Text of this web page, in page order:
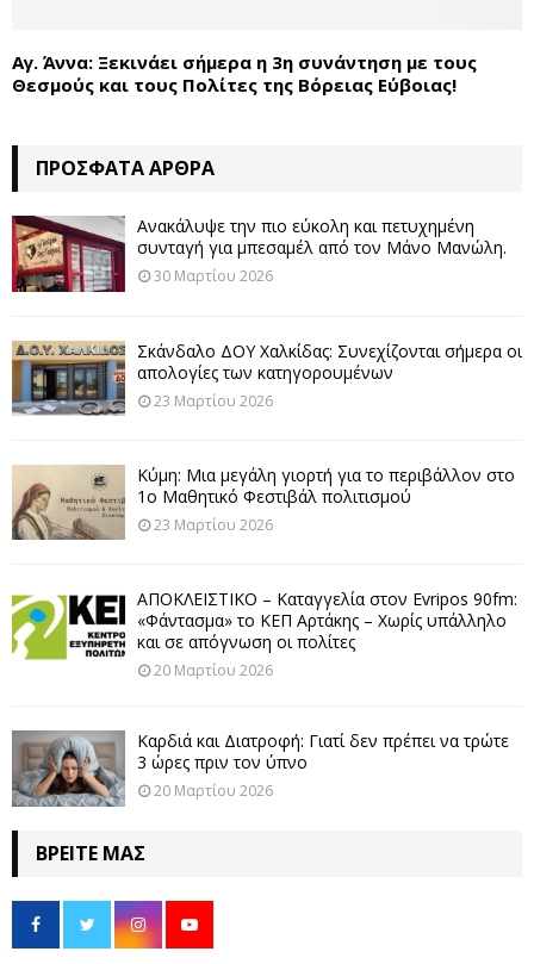
Αγ. Άννα: Ξεκινάει σήμερα η 3η συνάντηση με τους
Θεσμούς και τους Πολίτες της Βόρειας Εύβοιας!
ΠΡΌΣΦΑΤΑ ΆΡΘΡΑ
Ανακάλυψε την πιο εύκολη και πετυχημένη
συνταγή για μπεσαμέλ από τον Μάνο Μανώλη.
30 Μαρτίου 2026
Σκάνδαλο ΔΟΥ Χαλκίδας: Συνεχίζονται σήμερα οι
απολογίες των κατηγορουμένων
23 Μαρτίου 2026
Κύμη: Μια μεγάλη γιορτή για το περιβάλλον στο
1ο Μαθητικό Φεστιβάλ πολιτισμού
23 Μαρτίου 2026
ΑΠΟΚΛΕΙΣΤΙΚΟ – Καταγγελία στον Evripos 90fm:
«Φάντασμα» το ΚΕΠ Αρτάκης – Χωρίς υπάλληλο
και σε απόγνωση οι πολίτες
20 Μαρτίου 2026
Καρδιά και Διατροφή: Γιατί δεν πρέπει να τρώτε
3 ώρες πριν τον ύπνο
20 Μαρτίου 2026
ΒΡΕΊΤΕ ΜΑΣ